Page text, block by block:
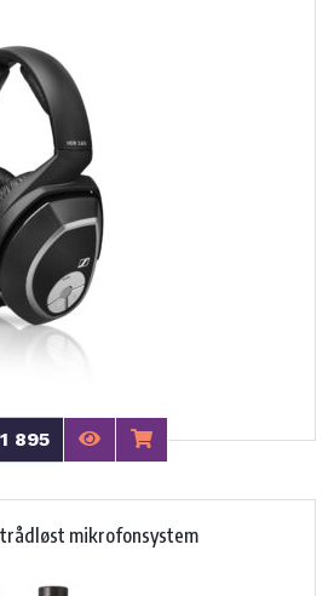
895
trådløst mikrofonsystem